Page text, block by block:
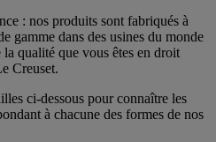
: nos produits sont fabriqués à
gamme dans des usines du monde
la qualité que vous êtes en droit
Creuset.
ci-dessous pour connaître les
à chacune des formes de nos